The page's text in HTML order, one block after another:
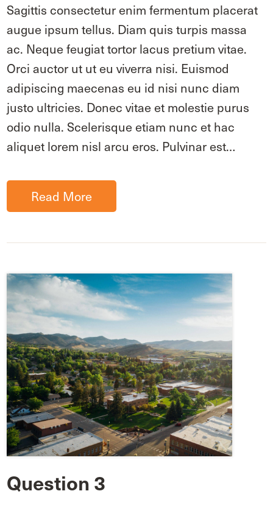
Sagittis consectetur enim fermentum placerat
augue ipsum tellus. Diam quis turpis massa
ac. Neque feugiat tortor lacus pretium vitae.
Orci auctor ut ut eu viverra nisi. Euismod
adipiscing maecenas eu id nisi nunc diam
justo ultricies. Donec vitae et molestie purus
odio nulla. Scelerisque etiam nunc et hac
aliquet lorem nisl arcu eros. Pulvinar est…
Read More
Question 3